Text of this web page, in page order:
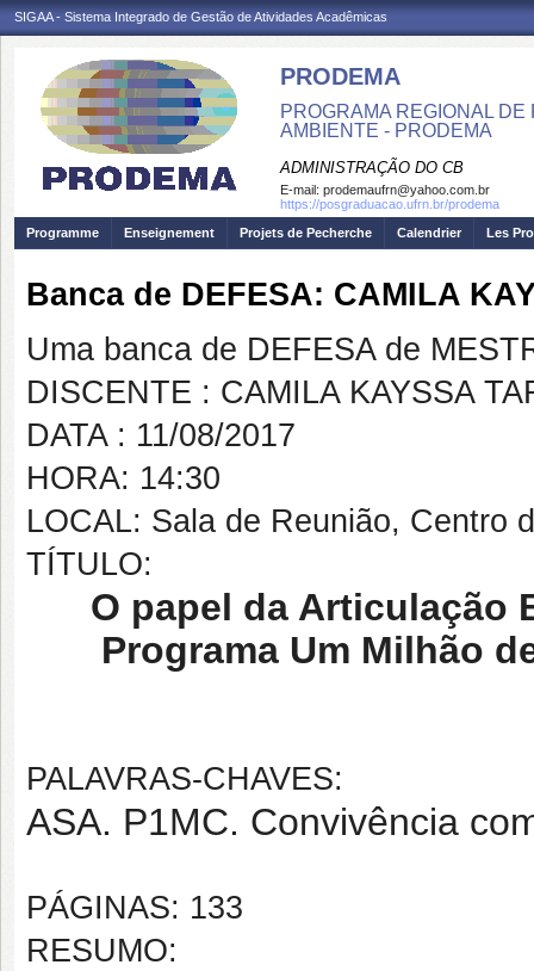
SIGAA - Sistema Integrado de Gestão de Atividades Acadêmicas
PRODEMA
PROGRAMA REGIONAL
AMBIENTE - PRODEMA
ADMINISTRAÇÃO DO CB
E-mail: prodemaufrn@yahoo.com.br
https://posgraduacao.ufrn.br/prodema
Programme
Enseignement Projets de Pecherche Calendrier Les
Banca de DEFESA: CAMILA
Uma banca de DEFESA de
DISCENTE : CAMILA KAYSSA
DATA : 11/08/2017
HORA: 14:30
LOCAL: Sala de Reunião, Centro
TÍTULO:
O papel da Articulação
Programa Um Milhão
PALAVRAS-CHAVES:
ASA. P1MC. Convivência
PÁGINAS: 133
RESUMO: